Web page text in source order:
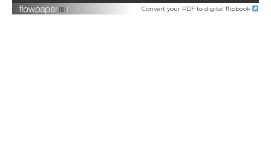
Convert your PDF to digital flipbook